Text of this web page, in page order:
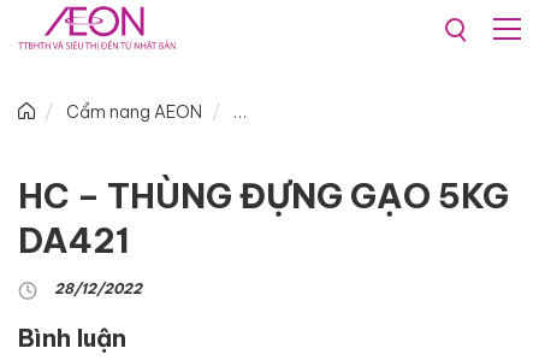
Cẩm nang AEON
HC – THÙNG ĐỰNG GẠO 5KG
DA421
28/12/2022
Bình luận